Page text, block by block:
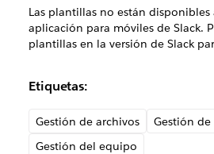
Las plantillas no están
aplicación para móviles de Slack.
plantillas en la versión de Slack
Etiquetas:
Gestión de archivos
Gestión
Gestión del equipo